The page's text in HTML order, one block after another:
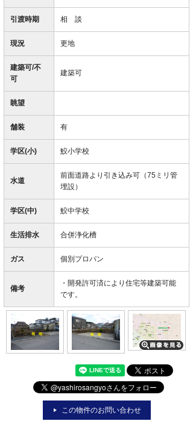
引渡時期 相 談
現況 更地
建築可/不
可
建築可
眺望
舗装 有
学区(小) 鮫小学校
水道
前面道路より引き込み可（75ミリ管
埋設）
学区(中) 鮫中学校
生活排水 合併浄化槽
ガス 個別プロパン
備考
・開発許可済により住宅等建築可能
です。
この物件のお問い合わせ